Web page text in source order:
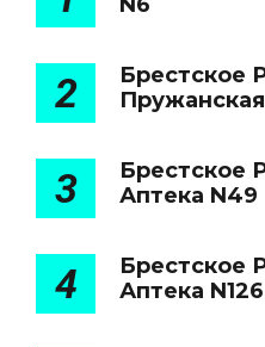
2
Брестское
3
Брестское
Аптека N49
4
Брестское
Аптека N126